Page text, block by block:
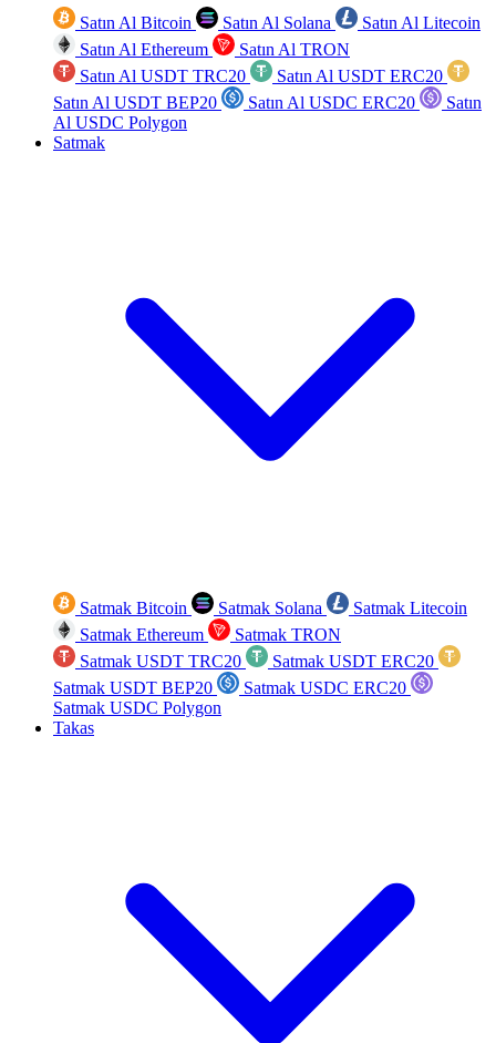
Satın Al Bitcoin Satın Al Solana
Satın Al Litecoin
Satın Al Ethereum
Satın Al TRON
Satın Al USDT TRC20
Satın Al USDT ERC20
Satın Al USDT BEP20
Satın Al USDC ERC20
Satın
Al USDC Polygon
Satmak
Satmak Bitcoin Satmak Solana
Satmak Litecoin
Satmak Ethereum
Satmak TRON
Satmak USDT TRC20
Satmak USDT ERC20
Satmak USDT BEP20
Satmak USDC ERC20
Satmak USDC Polygon
Takas